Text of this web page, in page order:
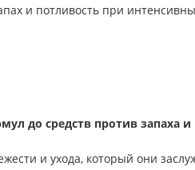
и потливость при
до средств против запаха и
и ухода, который они